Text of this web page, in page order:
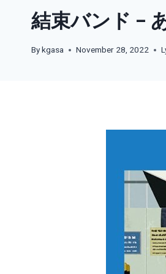
結束バンド –
Bykgasa November 28, 2022